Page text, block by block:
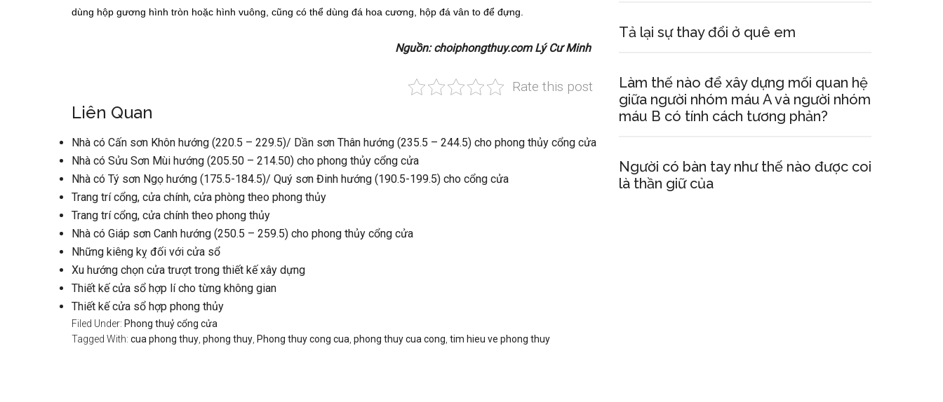
dùng hộp gương hình tròn hoặc hình vuông, cũng có thể dùng đá hoa cương, hộp đá vân to để đựng.
Nguồn: choiphongthuy.com Lý Cư Minh
Rate this post
Liên Quan
Nhà có Cấn sơn Khôn hướng (220.5 – 229.5)/ Dần sơn Thân hướng (235.5 – 244.5) cho phong thủy cổng cửa
Nhà có Sửu Sơn Mùi hướng (205.50 – 214.50) cho phong thủy cổng cửa
Nhà có Tý sơn Ngọ hướng (175.5-184.5)/ Quý sơn Đinh hướng (190.5-199.5) cho cổng cửa
Trang trí cổng, cửa chính, cửa phòng theo phong thủy
Trang trí cổng, cửa chính theo phong thủy
Nhà có Giáp sơn Canh hướng (250.5 – 259.5) cho phong thủy cổng cửa
Những kiêng kỵ đối với cửa sổ
Xu hướng chọn cửa trượt trong thiết kế xây dựng
Thiết kế cửa sổ hợp lí cho từng không gian
Thiết kế cửa sổ hợp phong thủy
Filed Under: Phong thuỷ cổng cửa
Tagged With: cua phong thuy phong thuy Phong thuy cong cua phong thuy cua cong tim hieu ve phong thuy
Tả lại sự thay đổi ở quê em
Làm thế nào để xây dựng mối quan hệ
giữa người nhóm máu A và người nhóm
máu B có tính cách tương phản?
Người có bàn tay như thế nào được coi
là thần giữ của